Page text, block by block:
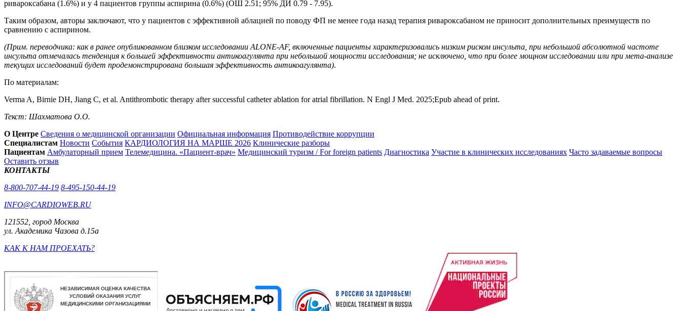
ривароксабана (1.6%) и у 4 пациентов группы аспирина (0.6%) (ОШ 2.51; 95% ДИ 0.79 - 7.95).
Таким образом, авторы заключают, что у пациентов с эффективной аблацией по поводу ФП не менее года назад терапия ривароксабаном не приносит дополнительных преимуществ по
сравнению с аспирином.
(Прим. переводчика: как в ранее опубликованном близком исследовании ALONE-AF, включенные пациенты характеризовались низким риском инсульта, при небольшой абсолютной частоте
инсульта отмечалась тенденция к большей эффективности антикоагулянта при небольшой мощности исследования; не исключено, что при более мощном исследовании или при мета-анализе
текущих исследований будет продемонстрирована большая эффективность антикоагулянта).
По материалам:
Verma A, Birnie DH, Jiang C, et al. Antithrombotic therapy after successful catheter ablation for atrial fibrillation. N Engl J Med. 2025;Epub ahead of print.
Текст: Шахматова О.О.
О Центре Сведения о медицинской организации Официальная информация Противодействие коррупции
Специалистам Новости События КАРДИОЛОГИЯ НА МАРШЕ 2026 Клинические разборы
Пациентам Амбулаторный прием Телемедицина. «Пациент-врач» Медицинский туризм / For foreign patients Диагностика Участие в клинических исследованиях Часто задаваемые вопросы
Оставить отзыв
КОНТАКТЫ
8-800-707-44-19 8-495-150-44-19
INFO@CARDIOWEB.RU
121552, город Москва
ул. Академика Чазова д.15а
КАК К НАМ ПРОЕХАТЬ?